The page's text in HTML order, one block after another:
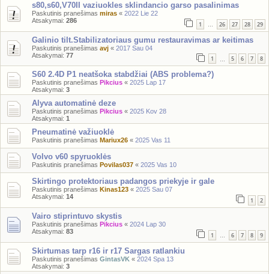
s80,s60,V70II vaziuokles sklindancio garso pasalinimas
Paskutinis pranešimas miras « 2022 Lie 22
Atsakymai: 286 1 … 26 27 28 29
Galinio tilt.Stabilizatoriaus gumu restauravimas ar keitimas
Paskutinis pranešimas avj « 2017 Sau 04
Atsakymai: 77 1 5 6 7 8
S60 2.4D P1 neatšoka stabdžiai (ABS problema?)
Paskutinis pranešimas Pikcius « 2025 Lap 17
Atsakymai: 3
Alyva automatinė deze
Paskutinis pranešimas Pikcius « 2025 Kov 28
Atsakymai: 1
Pneumatinė važiuoklė
Paskutinis pranešimas Mariux26 « 2025 Vas 11
Volvo v60 spyruoklės
Paskutinis pranešimas Povilas037 « 2025 Vas 10
Skirtingo protektoriaus padangos priekyje ir gale
Paskutinis pranešimas Kinas123 « 2025 Sau 07
Atsakymai: 14 1 2
Vairo stiprintuvo skystis
Paskutinis pranešimas Pikcius « 2024 Lap 30
Atsakymai: 83 1 … 6 7 8 9
Skirtumas tarp r16 ir r17 Sargas ratlankiu
Paskutinis pranešimas GintasVK « 2024 Spa 13
Atsakymai: 3